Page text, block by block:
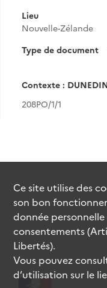
Lieu
Nouvelle-Zélande
Type de document
Contexte :
208PO/1/1
Ce site utilise des
son bon
donnée
consentements
Libertés).
Vous pouvez
d’utilisation sur le